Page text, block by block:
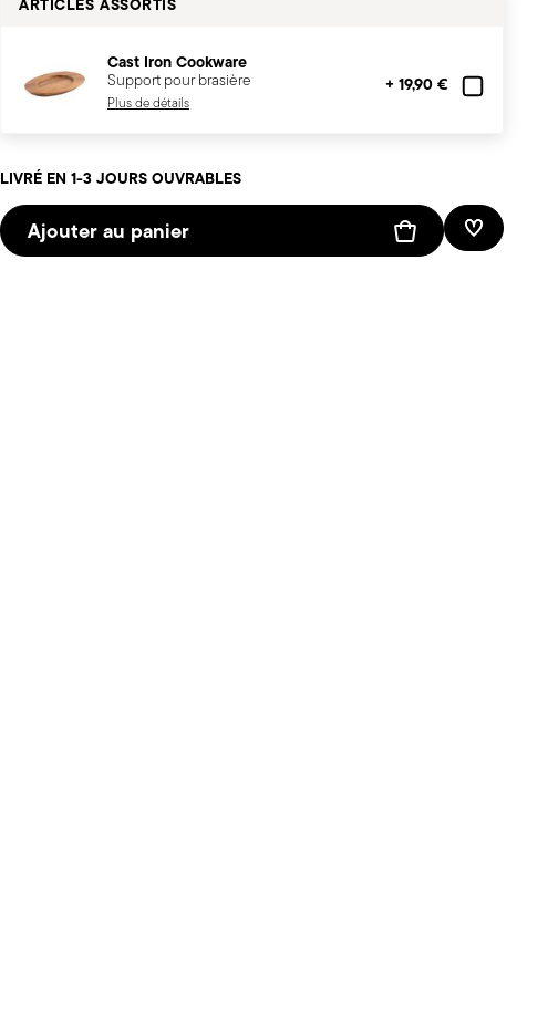
Cast Iron Cookware
Support pour brasière
Plus de détails
+ 19,90 €
LIVRÉ EN 1-3 JOURS OUVRABLES
Ajouter au panier Liste de